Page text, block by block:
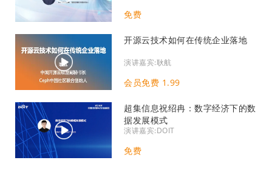
免费
开源云技术如何在传统企业落地
演讲嘉宾:耿航
会员免费 1.99
超集信息祝绍冉：数字经济下的数
据发展模式
演讲嘉宾:DOIT
免费